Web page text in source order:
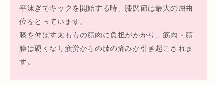
平泳ぎでキックを開始する時、膝関節は最大の屈曲
位をとっています。
膝を伸ばす太ももの筋肉に負担がかかり、筋肉・筋
膜は硬くなり疲労からの膝の痛みが引き起こされま
す。